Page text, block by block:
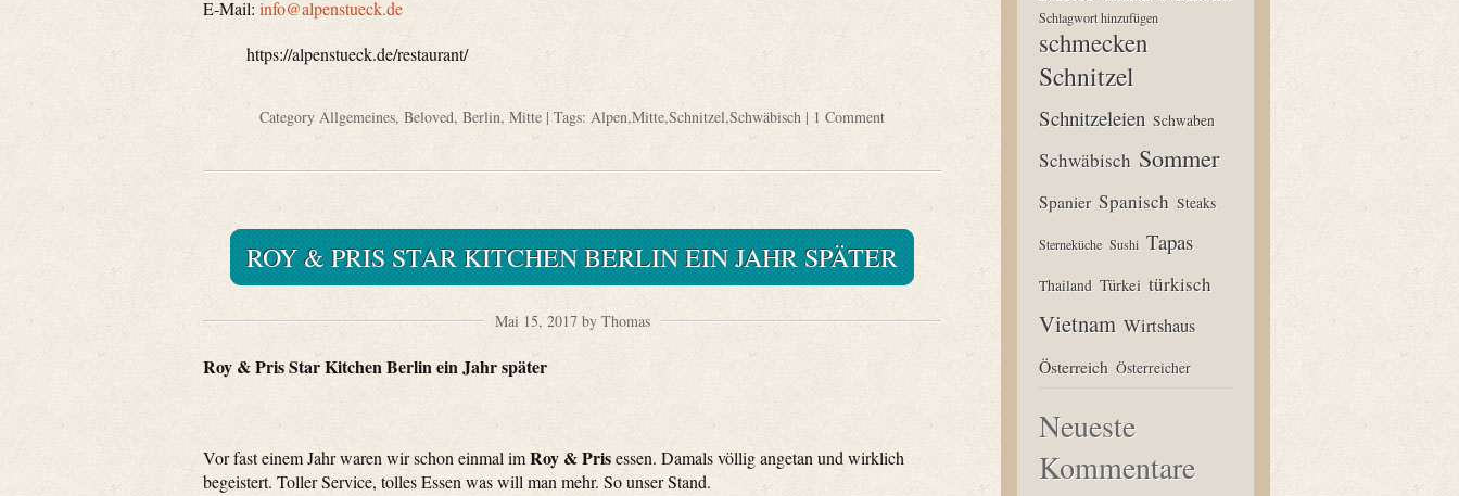
E-Mail: info@alpenstueck.de
https://alpenstueck.de/restaurant/
Category Allgemeines, Beloved, Berlin, Mitte| Tags: Alpen,Mitte,Schnitzel,Schwäbisch | 1 Comment
ROY & PRIS STAR KITCHEN BERLIN EIN JAHR SPÄTER
Mai 15, 2017 by Thomas
Roy & Pris Star Kitchen Berlin ein Jahr später
Vor fast einem Jahr waren wir schon einmal imRoy & Prisessen. Damals völlig angetan und wirklich
begeistert. Toller Service, tolles Essen was will man mehr. So unser Stand.
Schlagwort hinzufügen
schmecken
Schnitzel
Schnitzeleien Schwaben
Schwäbisch Sommer
Spanier Spanisch Steaks
Sterneküche Sushi Tapas
Thailand Türkei türkisch
Vietnam Wirtshaus
Österreich Österreicher
Neueste
Kommentare